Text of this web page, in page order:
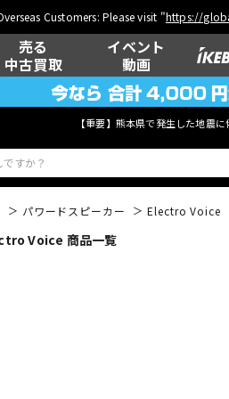
Customers: Please visit "https://
売る
中古買取
イベント
動画
【重要】熊本県で発生した地震
パワードスピーカー Electro Voice
Voice 商品一覧